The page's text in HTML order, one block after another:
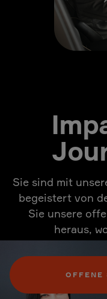
Sie sind mit
begeistert von
Sie unsere
heraus,
OFFENE